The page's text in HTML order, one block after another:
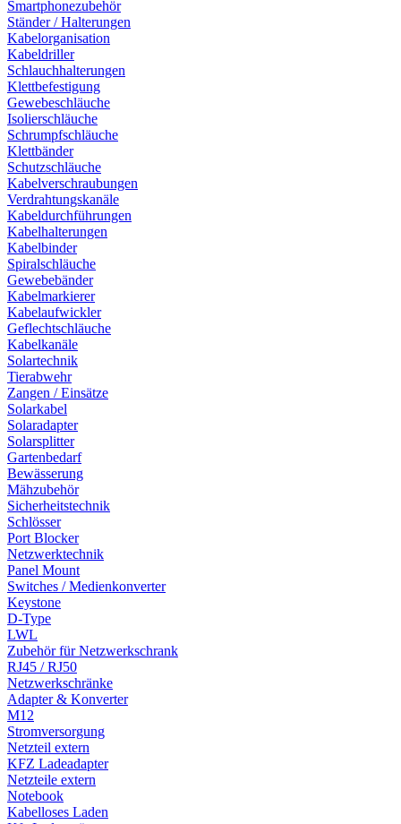
Smartphonezubehör
Ständer / Halterungen
Kabelorganisation
Kabeldriller
Schlauchhalterungen
Klettbefestigung
Gewebeschläuche
Isolierschläuche
Schrumpfschläuche
Klettbänder
Schutzschläuche
Kabelverschraubungen
Verdrahtungskanäle
Kabeldurchführungen
Kabelhalterungen
Kabelbinder
Spiralschläuche
Gewebebänder
Kabelmarkierer
Kabelaufwickler
Geflechtschläuche
Kabelkanäle
Solartechnik
Tierabwehr
Zangen / Einsätze
Solarkabel
Solaradapter
Solarsplitter
Gartenbedarf
Bewässerung
Mähzubehör
Sicherheitstechnik
Schlösser
Port Blocker
Netzwerktechnik
Panel Mount
Switches / Medienkonverter
Keystone
D-Type
LWL
Zubehör für Netzwerkschrank
RJ45 / RJ50
Netzwerkschränke
Adapter & Konverter
M12
Stromversorgung
Netzteil extern
KFZ Ladeadapter
Netzteile extern
Notebook
Kabelloses Laden